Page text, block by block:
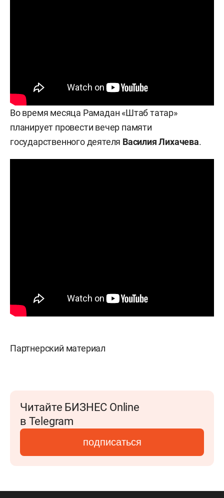
Во время месяца Рамадан «Штаб татар»
планирует провести вечер памяти
государственного деятеля Василия Лихачева.
Партнерский материал
Читайте БИЗНЕС Online
в Telegram
подписаться